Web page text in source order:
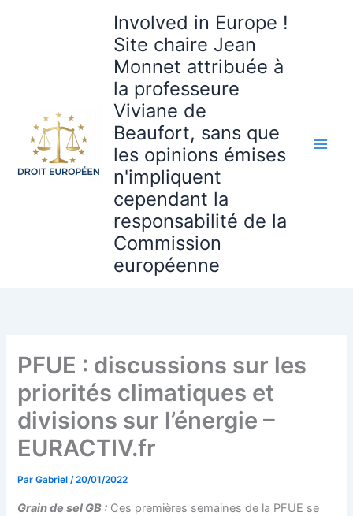
Involved in Europe !
Site chaire Jean
Monnet attribuée à
la professeure
Viviane de
Beaufort, sans que
les opinions émises
n'impliquent
cependant la
responsabilité de la
Commission
européenne
PFUE : discussions sur les
priorités climatiques et
divisions sur l’énergie –
EURACTIV.fr
ParGabriel/20/01/2022
Grain de sel GB : Ces premières semaines de la PFUE se